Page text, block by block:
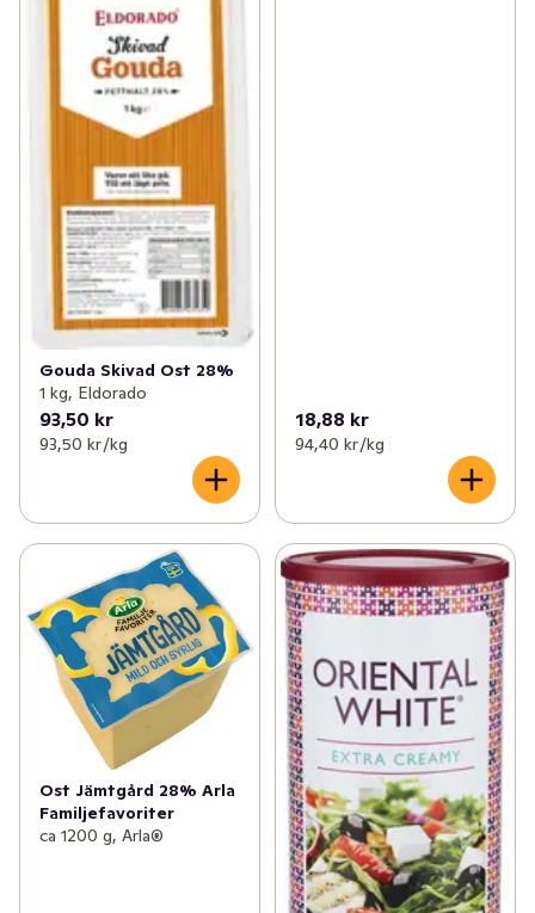
Gouda Skivad Ost 28%
1 kg, Eldorado
93,50 kr
93,50 kr /kg
18,88 kr
94,40 kr /kg
Ost Jämtgård 28% Arla
Familjefavoriter
ca 1200 g, Arla®